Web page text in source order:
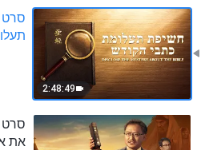
2:48:49
סרט
סרט
את